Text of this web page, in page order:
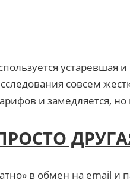
устаревшая
совсем
и замедляется,
в обмен на email